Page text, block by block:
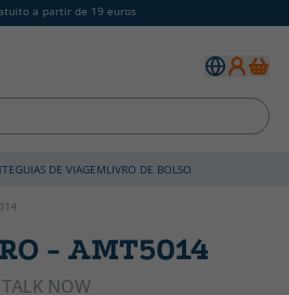
a partir de 19 euros
GUIAS DE VIAGEMLIVRO DE BOLSO
- AMT5014
TALK NOW